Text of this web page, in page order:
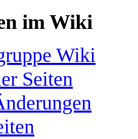
im Wiki
Wiki
Seiten